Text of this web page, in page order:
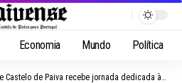
Economia Mundo Política
de Paiva recebe jornada dedicada à cidadania através do projeto “Henrique, o Político”